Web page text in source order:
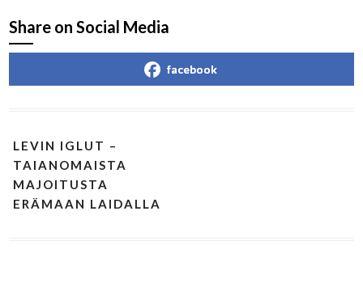
Share on Social Media
facebook
LEVIN IGLUT –
TAIANOMAISTA
MAJOITUSTA
ERÄMAAN LAIDALLA